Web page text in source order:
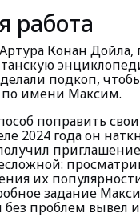
работа
Конан
подкоп,
по имени Максим.
поправить
2024 года он
их
задание
проблем вывел